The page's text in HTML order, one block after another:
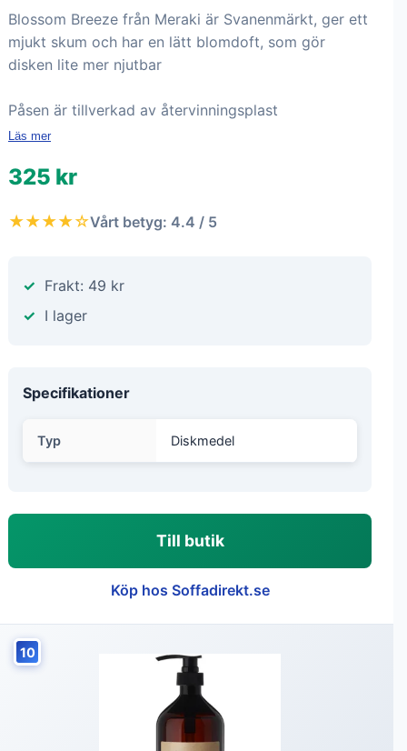
Blossom Breeze från Meraki är Svanenmärkt, ger ett
mjukt skum och har en lätt blomdoft, som gör
disken lite mer njutbar
Påsen är tillverkad av återvinningsplast
Läs mer
325 kr
★★★★☆Vårt betyg: 4.4 / 5
Frakt: 49 kr
I lager
Specifikationer
Typ Diskmedel
Till butik
Köp hos Soffadirekt.se
10